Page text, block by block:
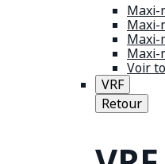
Maxi-
Maxi-
Maxi-
Maxi-
Voir
VRF
Retour